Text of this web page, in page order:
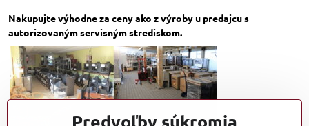
Nakupujte výhodne za ceny ako z výroby u predajcu s
autorizovaným servisným strediskom.
Predvoľby súkromia